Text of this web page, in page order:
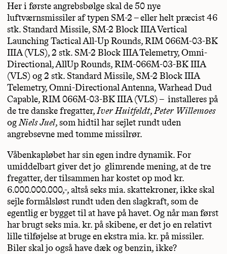
Her i første angrebsbølge skal de 50 nye
luftværnsmissiler af typen SM-2 – eller helt præcist 46
stk. Standard Missile, SM-2 Block IIIA Vertical
Launching Tactical All-Up Rounds, RIM 066M-03-BK
IIIA (VLS), 2 stk. SM-2 Block IIIA Telemetry, Omni-
Directional, All­Up Rounds, RIM-066M-03-BK IIIA
(VLS) og 2 stk. Standard Missile, SM-2 Block IIIA
Telemetry, Omni-Directional Antenna, Warhead Dud
Capable, RIM 066M-03-BK IIIA (VLS) – installeres på
de tre danske fregatter,Iver Huitfeldt,Peter Willemoes
ogNiels Juel, som hidtil har sejlet rundt uden
angrebsevne med tomme missilrør.
Våbenkapløbet har sin egen indre dynamik. For
umiddelbart giver det jo glimrende mening, at de tre
fregatter, der tilsammen har kostet op mod kr.
6.000.000.000,-, altså seks mia. skattekroner, ikke skal
sejle formålsløst rundt uden den slagkraft, som de
egentlig er bygget til at have på havet. Og når man først
har brugt seks mia. kr. på skibene, er det jo en relativt
lille tilføjelse at bruge en ekstra mia. kr. på missiler.
Biler skal jo også have dæk og benzin, ikke?